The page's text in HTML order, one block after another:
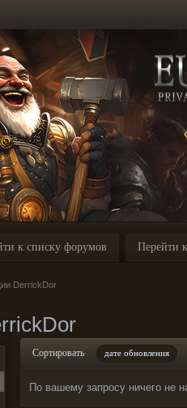
к списку форумов Перейти
DerrickDor
Сортировать дате обновления
По вашему запросу ничего не